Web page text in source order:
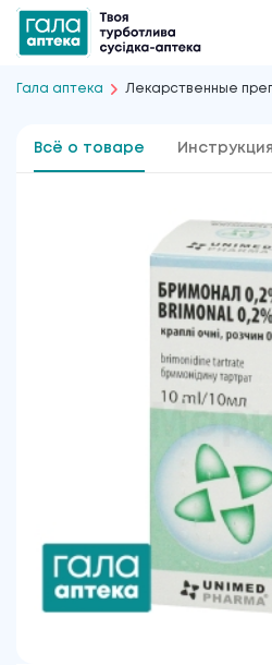
Гала аптека Лекарственные
Всё о товаре Инструкция